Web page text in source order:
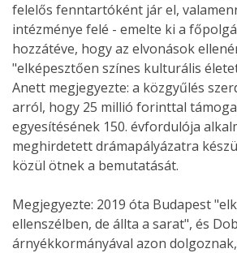
felelős fenntartóként jár el,
intézménye felé - emelte ki a
hozzátéve, hogy az elvonások
"elképesztően színes kulturális
Anett megjegyezte: a közgyűlés
arról, hogy 25 millió forinttal
egyesítésének 150. évfordulója
meghirdetett drámapályázatra
közül ötnek a bemutatását.
Megjegyezte: 2019 óta Budapest
ellenszélben, de állta a sarat", és
árnyékkormányával azon